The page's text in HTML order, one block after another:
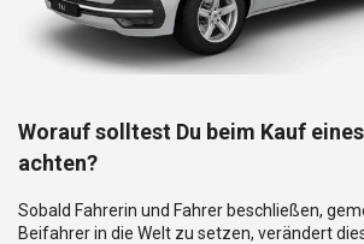
Worauf solltest Du beim Kauf
achten?
Sobald Fahrerin und Fahrer beschließen,
Beifahrer in die Welt zu setzen, verändert